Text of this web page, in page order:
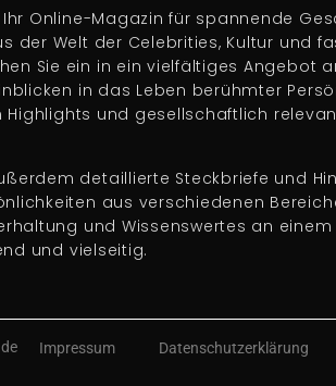
Ihr Online-Magazin für spannende
der Welt der Celebrities, Kultur und
Sie ein in ein vielfältiges Angebot
in das Leben berühmter
Highlights und gesellschaftlich
detaillierte Steckbriefe und
aus verschiedenen
und Wissenswertes an
und vielseitig.
Impressum Datenschutzerklärung